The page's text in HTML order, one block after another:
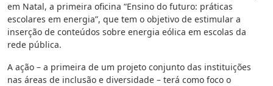
em Natal, a primeira oficina “Ensino do futuro: práticas
escolares em energia”, que tem o objetivo de estimular a
inserção de conteúdos sobre energia eólica em escolas da
rede pública.
A ação – a primeira de um projeto conjunto das instituições
nas áreas de inclusão e diversidade – terá como foco o